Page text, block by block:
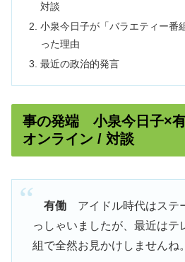
対談
小泉今日子が「バラエティー番
った理由
最近の政治的発言
事の発端 小泉今日子×
オンライン / 対談
有働アイドル時代はステ
っしゃいましたが、最近はテ
組で全然お見かけしませんね。